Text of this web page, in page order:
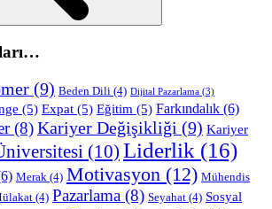
(9) Beden Dili (4) Dijital Pazarlama (3)
(5) Expat (5) Eğitim (5) Farkındalık (6)
(8)Kariyer Değişikliği (9) Kariyer
(10) Liderlik (16)
Merak (4) Motivasyon (12) Mühendis
(4) Pazarlama (8) Seyahat (4) Sosyal